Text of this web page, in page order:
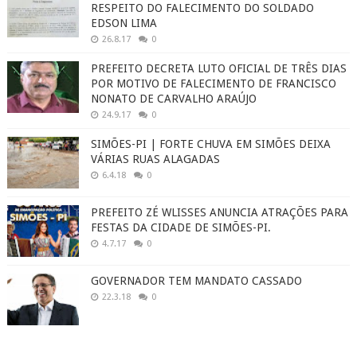
RESPEITO DO FALECIMENTO DO SOLDADO
EDSON LIMA
26.8.17 0
PREFEITO DECRETA LUTO OFICIAL DE TRÊS DIAS
POR MOTIVO DE FALECIMENTO DE FRANCISCO
NONATO DE CARVALHO ARAÚJO
24.9.17 0
SIMÕES-PI | FORTE CHUVA EM SIMÕES DEIXA
VÁRIAS RUAS ALAGADAS
6.4.18 0
PREFEITO ZÉ WLISSES ANUNCIA ATRAÇÕES PARA
FESTAS DA CIDADE DE SIMÕES-PI.
4.7.17 0
GOVERNADOR TEM MANDATO CASSADO
22.3.18 0